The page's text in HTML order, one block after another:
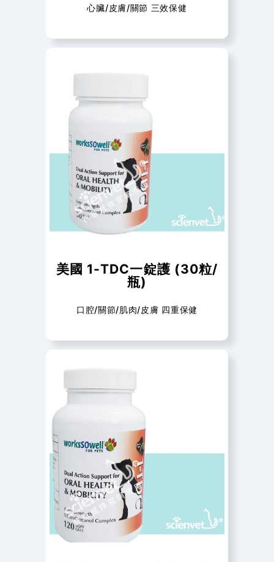
心臟/皮膚/關節 三效保健
美國 1-TDC一錠護 (30粒/
瓶)
口腔/關節/肌肉/皮膚 四重保健